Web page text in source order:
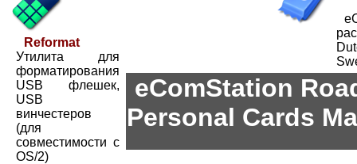
Reformat
Утилита для
форматирования
USB флешек,
USB
винчестеров
(для
совместимости с
OS/2)
eComStation
Personal Cards